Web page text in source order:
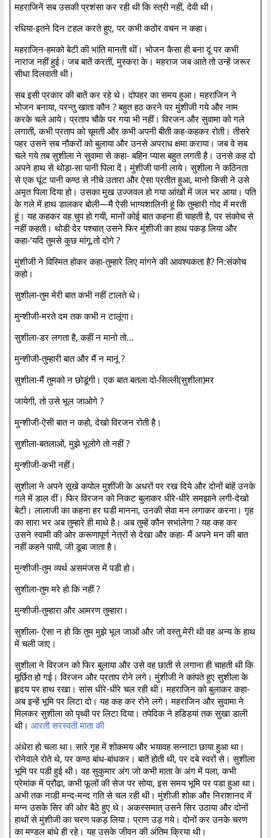
महराजिनें सब उसकी प्रशंसा कर रही थी कि स्त्री नहीं, देवी थी।
रधिया-इतने दिन टहल करते हुए, पर कभी कठोर वचन न कहा।
महराजिन-हमको बेटी की भांति मानती थीं। भोजन कैसा ही बना दूं पर कभी
नाराज नहीं हुई। जब बातें करतीं, मुस्करा के। महराज जब आते तो उन्हें जरूर
सीधा दिलवाती थी।
सब इसी प्रकार की बातें कर रहे थे। दोपहर का समय हुआ। महराजिन ने
भोजन बनाया, परन्तु खाता कौन ? बहुत हठ करने पर मुंशीजी गये और नाम
करके चले आये। प्रताप चौके पर गया भी नहीं। विरजन और सुवामा को गले
लगाती, कभी प्रताप को चूमती और कभी अपनी बीती कह-कहकर रोती। तीसरे
पहर उसने सब नौकरों को बुलाया और उनसे अपराध क्षमा कराया। जब वे सब
चले गये तब सुशीला ने सुवामा से कहा- बहिन प्यास बहुत लगती है। उनसे कह दो
अपने हाथ से थोड़ा-सा पानी पिला दें। मुंशीजी पानी लाये। सुशीला ने कठिनता
से एक घूंट पानी कण्ठ से नीचे उतारा और ऐसा प्रतीत हुआ, मानो किसी ने उसे
अमृत पिला दिया हो। उसका मुख उज्जवल हो गया आंखों में जल भर आया। पति
के गले में हाथ डालकर बोली—मै ऐसी भाग्यशालिनी हूं कि तुम्हारी गोद में मरती
हूं। यह कहकर वह चुप हो गयी, मानों कोई बात कहना ही चाहती है, पर संकोच से
नहीं कहती। थोडी देर पश्चात् उसने फिर मुंशीजी का हाथ पकड़ लिया और
कहा-‘यदि तुमसे कुछ मांगू,तो दोगे ?
मुंशीजी ने विस्मित होकर कहा-तुम्हारे लिए मांगने की आवश्यकता है? नि:संकोच
कहो।
सुशीला-तुम मेरी बात कभी नहीं टालते थे।
मुन्शीजी-मरते दम तक कभी न टालूंगा।
सुशीला-डर लगता है, कहीं न मानो तो...
मुन्शीजी-तुम्हारी बात और मैं न मानूं ?
सुशीला-मैं तुमको न छोडूंगी। एक बात बतला दो-सिल्ली(सुशीला)मर
जायेगी, तो उसे भूल जाओगे ?
मुन्शीजी-ऐसी बात न कहो, देखो विरजन रोती है।
सुशीला-बतलाओं, मुझे भूलोगे तो नहीं ?
मुन्शीजी-कभी नहीं।
सुशीला ने अपने सूखे कपोल मुशींजी के अधरों पर रख दिये और दोनों बांहें उनके
गले में डाल दीं। फिर विरजन को निकट बुलाकर धीरे-धीरे समझाने लगी-देखो
बेटी। लालाजी का कहना हर घडी मानना, उनकी सेवा मन लगाकर करना। गृह
का सारा भर अब तुम्हारे ही माथे है। अब तुम्हें कौन सभांलेगा ? यह कह कर
उसने स्वामी की ओर करूणापूर्ण नेत्रों से देखा और कहा- मैं अपने मन की बात
नहीं कहने पायी, जी डूबा जाता है।
मुन्शीजी-तुम व्यर्थ असमंजस में पडी हो।
सुशीला-तुम मरे हो कि नहीं ?
मुन्शीजी-तुम्हारा और आमरण तुम्हारा।
सुशीला- ऐसा न हो कि तुम मुझे भूल जाओं और जो वस्तु मेरी थी वह अन्य के हाथ
में चली जाए।
सुशीला ने विरजन को फिर बुलाया और उसे वह छाती से लगाना ही चाहती थी कि
मूर्छित हो गई। विरजन और प्रताप रोने लगे। मुंशीजी ने कांपते हुए सुशीला के
हृदय पर हाथ रखा। सांस धीरे-धीरे चल रही थी। महराजिन को बुलाकर कहा-
अब इन्हें भूमि पर लिटा दो। यह कह कर रोने लगे। महराजिन और सुवामा ने
मिलकर सुशीला को पृथ्वी पर लिटा दिया। तपेदिक ने हडिडयां तक सुखा डाली
थी।आरती सरस्वती माता की
अंधेरा हो चला था। सारे गृह में शोकमय और भयावह सन्नाटा छाया हुआ था।
रोनेवाले रोते थे, पर कण्ठ बांध-बांधकर। बातें होती थी, पर दबे स्वरों से। सुशीला
भूमि पर पडी हुई थी। वह सुकुमार अंग जो कभी माता के अंग में पला, कभी
प्रेमांक में प्रौढा, कभी फूलों की सेज पर सोया, इस समय भूमि पर पडा हुआ था।
अभी तक नाडी मन्द-मन्द गति से चल रही थी। मुंशीजी शोक और निराशानद में
मग्न उसके सिर की ओर बैठे हुए थे। अकस्समात् उसने सिर उठाया और दोनों
हाथों से मुंशीजी का चरण पकड़ लिया। प्राण उड़ गये। दोनों कर उनके चरण
का मण्डल बांधे ही रहे। यह उसके जीवन की अंतिम क्रिया थी।